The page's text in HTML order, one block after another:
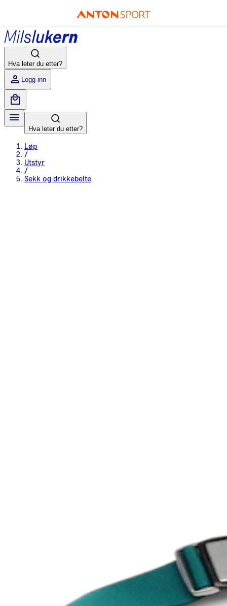
Hva leter du etter?
Logg inn
Hva leter du etter?
Løp
/
Utstyr
/
Sekk og drikkebelte